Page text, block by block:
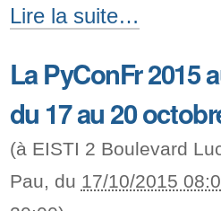
PauLLA
le
MIPS
à
Alternatiba
Lire la suite…
La PyConFr 2015
du 17 au 20
(à EISTI 2 Boulevard
Pau, du 17/10/2015